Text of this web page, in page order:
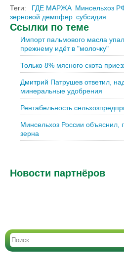
Теги:
ГДЕ МАРЖА Минсельхоз
зерновой демпфер субсидия
Ссылки по теме
Импорт пальмового масла
прежнему идёт в "молочку"
Только 8% мясного скота
Дмитрий Патрушев ответил,
минеральные удобрения
Рентабельность
Минсельхоз России объяснил,
зерна
Новости партнёров